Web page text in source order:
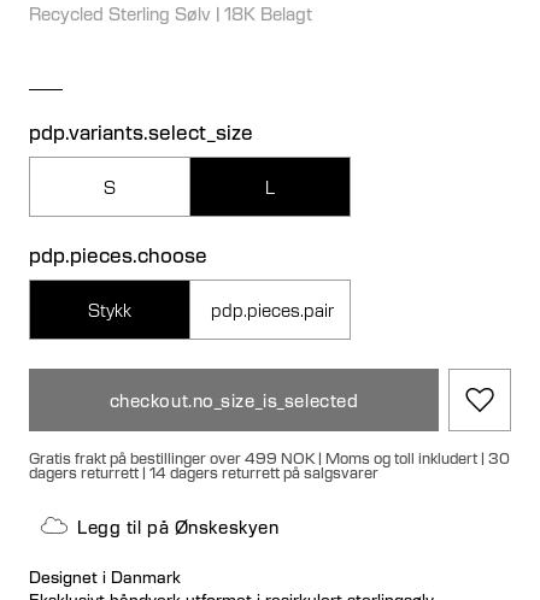
Recycled Sterling Sølv | 18K Belagt
pdp.variants.select_size
S L
pdp.pieces.choose
Stykk pdp.pieces.pair
checkout.no_size_is_selected
Gratis frakt på bestillinger over 499 NOK | Moms og toll inkludert | 30
dagers returrett | 14 dagers returrett på salgsvarer
Legg til på Ønskeskyen
Designet i Danmark